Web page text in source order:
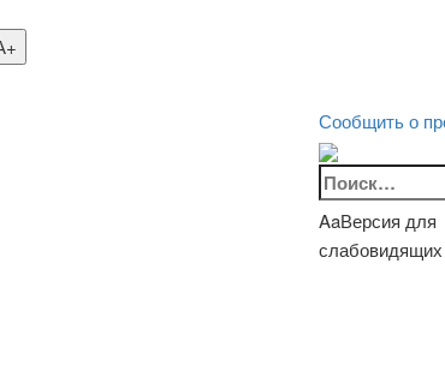
Сообщить о
Найти:
AaВерсия для
слабовидящих